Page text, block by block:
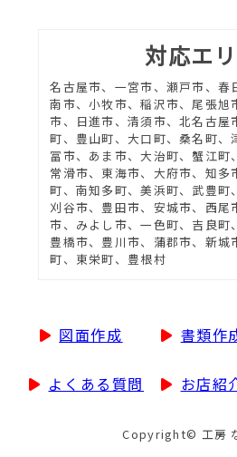
対応エ
名古屋市、一宮市、瀬戸市、春
南市、小牧市、稲沢市、尾張旭
市、日進市、清須市、北名古屋
町、豊山町、大口町、桑名町、
冨市、あま市、大治町、蟹江町
常滑市、東海市、大府市、知多
町、南知多町、美浜町、武豊町
刈谷市、豊田市、安城市、西尾
市、みよし市、一色町、吉良町
豊橋市、豊川市、蒲郡市、新城
町、東栄町、豊根村
図面作成 書類作
よくある質問 お店紹
Copyright© 工房